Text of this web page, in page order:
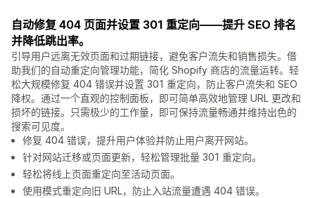
自动修复 404 页面并设置 301 重定向——提升 SEO 排名
并降低跳出率。
引导用户远离无效页面和过期链接，避免客户流失和销售损失。借
助我们的自动重定向管理功能，简化 Shopify 商店的流量运转。轻
松大规模修复 404 错误并设置 301 重定向，防止客户流失和 SEO
降权。通过一个直观的控制面板，即可简单高效地管理 URL 更改和
损坏的链接。只需极少的工作量，即可保持流量畅通并维持出色的
搜索可见度。
修复 404 错误，提升用户体验并防止用户离开网站。
针对网站迁移或页面更新，轻松管理批量 301 重定向。
轻松将线上页面重定向至活动页面。
使用模式重定向旧 URL，防止入站流量遭遇 404 错误。